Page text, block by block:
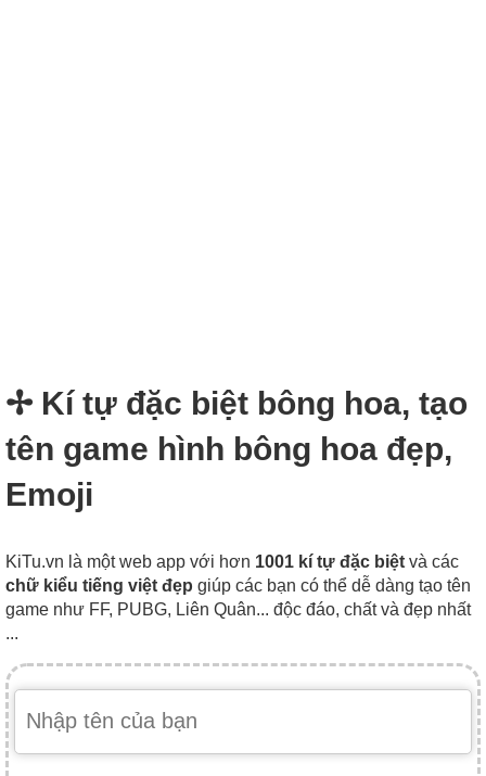
✢ Kí tự đặc biệt bông hoa, tạo
tên game hình bông hoa đẹp,
Emoji
KiTu.vn là một web app với hơn 1001 kí tự đặc biệt và các
chữ kiểu tiếng việt đẹp giúp các bạn có thể dễ dàng tạo tên
game như FF, PUBG, Liên Quân... độc đáo, chất và đẹp nhất
...